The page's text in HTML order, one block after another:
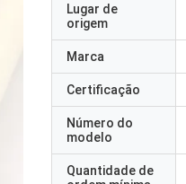
Lugar de
origem
Marca
Certificação
Número do
modelo
Quantidade de